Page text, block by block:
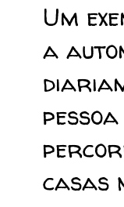
Um
a
casas